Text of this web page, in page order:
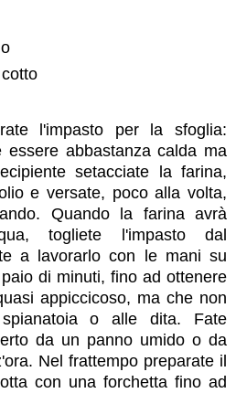
l'impasto per la sfoglia:
essere abbastanza calda ma
setacciate la farina,
e versate, poco alla volta,
Quando la farina avrà
togliete l'impasto dal
a lavorarlo con le mani su
di minuti, fino ad ottenere
appiccicoso, ma che non
o alle dita. Fate
da un panno umido o da
Nel frattempo preparate il
con una forchetta fino ad